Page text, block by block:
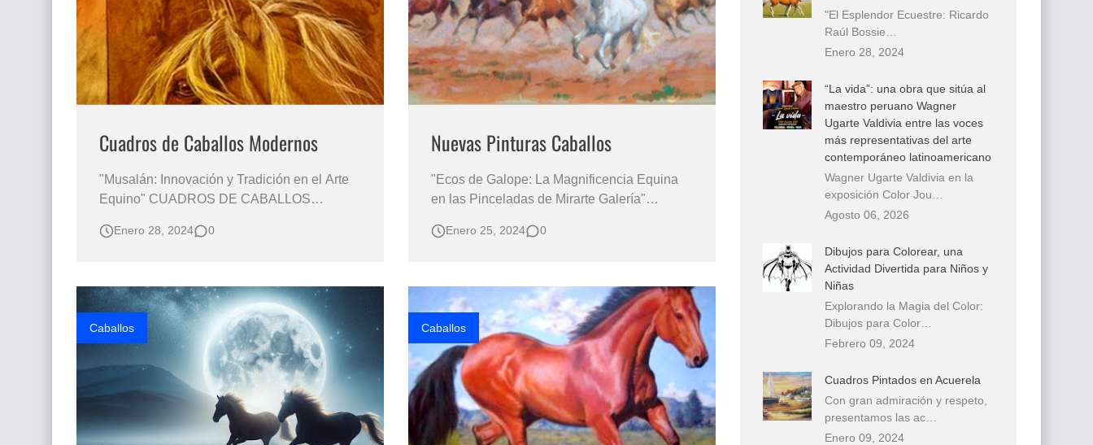
Que significan los cuadros de negras africanas?
El mundo del arte en pintura surrealista
Cuadros de Caballos Modernos
"Musalán: Innovación y Tradición en el Arte
Equino" CUADROS DE CABALLOS
Arte: Caballos Óleo Arte Moderno Caballos
Pintura "Explorando la Fusión de la Pintura
Equina y el Alqu…
Enero 28, 2024 0
Nuevas Pinturas Caballos
"Ecos de Galope: La Magnificencia Equina
en las Pinceladas de Mirarte Galería"
Pintados al Óleo Sobre Lienzo Pintura
"Un Homenaje a la Elegancia: Explorando la
S…
Enero 25, 2024 0
Caballos Caballos
"El Esplendor Ecuestre: Ricardo
Raúl Bossie…
Enero 28, 2024
“La vida”: una obra que sitúa al
maestro peruano Wagner
Ugarte Valdivia entre las voces
más representativas del arte
contemporáneo latinoamericano
Wagner Ugarte Valdivia en la
exposición Color Jou…
Agosto 06, 2026
Dibujos para Colorear, una
Actividad Divertida para Niños y
Niñas
Explorando la Magia del Color:
Dibujos para Color…
Febrero 09, 2024
Cuadros Pintados en Acuerela
Con gran admiración y respeto,
presentamos las ac…
Enero 09, 2024